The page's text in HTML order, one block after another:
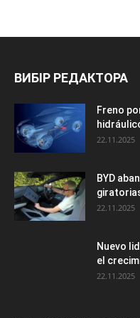
ВИБІР РЕДАКТОРА
Freno
22.11.2025
BYD
22.11.2025
Nuevo
el
22.11.2025